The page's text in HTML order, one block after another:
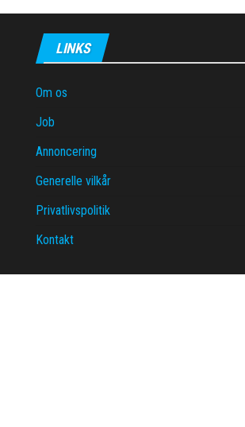
LINKS
Om os
Job
Annoncering
Generelle vilkår
Privatlivspolitik
Kontakt